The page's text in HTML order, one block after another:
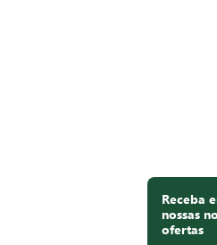
Receba
nossas
ofertas